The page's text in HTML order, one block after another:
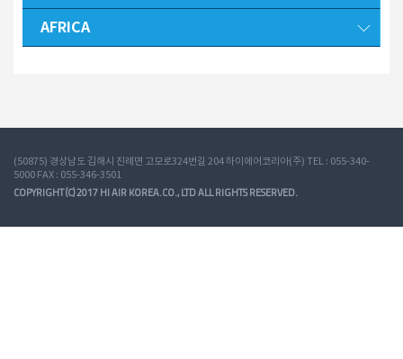
AFRICA
(50875) 경상남도 김해시 진례면 고모로324번길 204 하이에어코리아(주) TEL : 055-340-
5000 FAX : 055-346-3501
COPYRIGHT (C) 2017 HI AIR KOREA.CO., LTD ALL RIGHTS RESERVED.